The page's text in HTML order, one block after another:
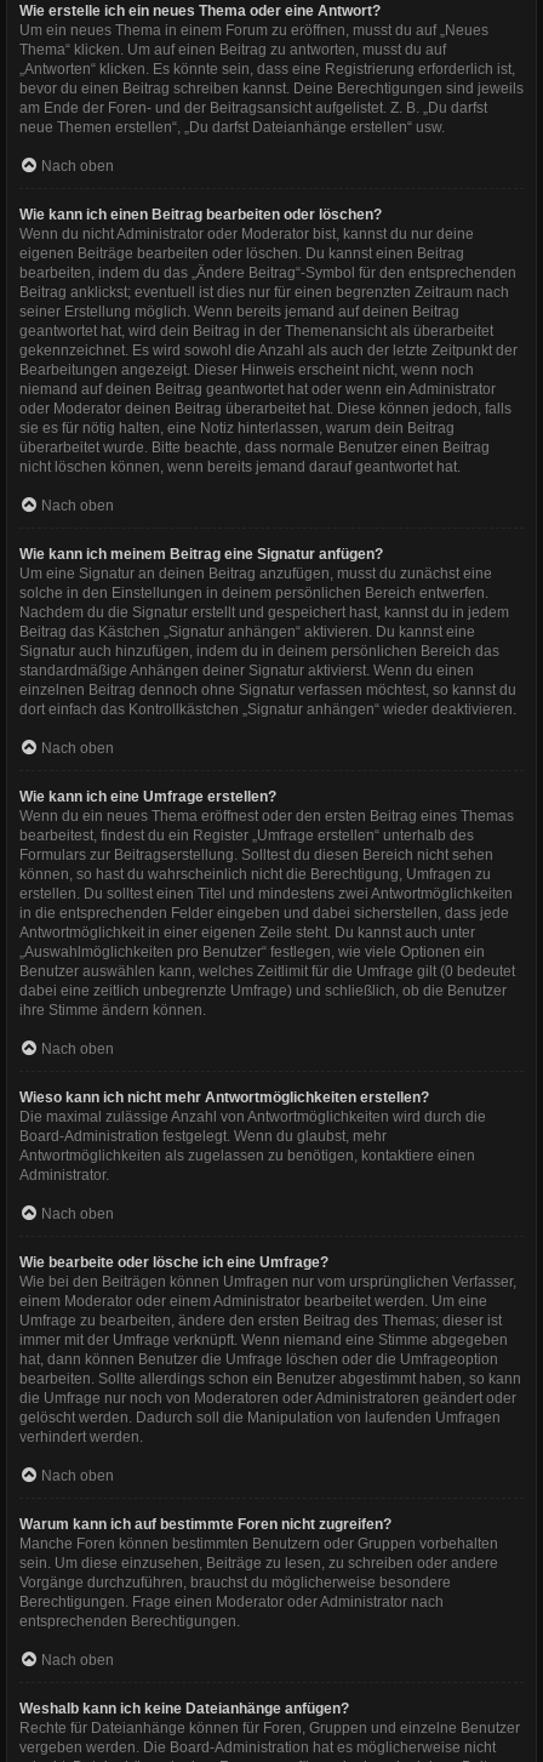
Wie erstelle ich ein neues Thema oder eine Antwort?
Um ein neues Thema in einem Forum zu eröffnen, musst du auf „Neues
Thema“ klicken. Um auf einen Beitrag zu antworten, musst du auf
„Antworten“ klicken. Es könnte sein, dass eine Registrierung erforderlich ist,
bevor du einen Beitrag schreiben kannst. Deine Berechtigungen sind jeweils
am Ende der Foren- und der Beitragsansicht aufgelistet. Z. B. „Du darfst
neue Themen erstellen“, „Du darfst Dateianhänge erstellen“ usw.
Nach oben
Wie kann ich einen Beitrag bearbeiten oder löschen?
Wenn du nicht Administrator oder Moderator bist, kannst du nur deine
eigenen Beiträge bearbeiten oder löschen. Du kannst einen Beitrag
bearbeiten, indem du das „Ändere Beitrag“-Symbol für den entsprechenden
Beitrag anklickst; eventuell ist dies nur für einen begrenzten Zeitraum nach
seiner Erstellung möglich. Wenn bereits jemand auf deinen Beitrag
geantwortet hat, wird dein Beitrag in der Themenansicht als überarbeitet
gekennzeichnet. Es wird sowohl die Anzahl als auch der letzte Zeitpunkt der
Bearbeitungen angezeigt. Dieser Hinweis erscheint nicht, wenn noch
niemand auf deinen Beitrag geantwortet hat oder wenn ein Administrator
oder Moderator deinen Beitrag überarbeitet hat. Diese können jedoch, falls
sie es für nötig halten, eine Notiz hinterlassen, warum dein Beitrag
überarbeitet wurde. Bitte beachte, dass normale Benutzer einen Beitrag
nicht löschen können, wenn bereits jemand darauf geantwortet hat.
Nach oben
Wie kann ich meinem Beitrag eine Signatur anfügen?
Um eine Signatur an deinen Beitrag anzufügen, musst du zunächst eine
solche in den Einstellungen in deinem persönlichen Bereich entwerfen.
Nachdem du die Signatur erstellt und gespeichert hast, kannst du in jedem
Beitrag das Kästchen „Signatur anhängen“ aktivieren. Du kannst eine
Signatur auch hinzufügen, indem du in deinem persönlichen Bereich das
standardmäßige Anhängen deiner Signatur aktivierst. Wenn du einen
einzelnen Beitrag dennoch ohne Signatur verfassen möchtest, so kannst du
dort einfach das Kontrollkästchen „Signatur anhängen“ wieder deaktivieren.
Nach oben
Wie kann ich eine Umfrage erstellen?
Wenn du ein neues Thema eröffnest oder den ersten Beitrag eines Themas
bearbeitest, findest du ein Register „Umfrage erstellen“ unterhalb des
Formulars zur Beitragserstellung. Solltest du diesen Bereich nicht sehen
können, so hast du wahrscheinlich nicht die Berechtigung, Umfragen zu
erstellen. Du solltest einen Titel und mindestens zwei Antwortmöglichkeiten
in die entsprechenden Felder eingeben und dabei sicherstellen, dass jede
Antwortmöglichkeit in einer eigenen Zeile steht. Du kannst auch unter
„Auswahlmöglichkeiten pro Benutzer“ festlegen, wie viele Optionen ein
Benutzer auswählen kann, welches Zeitlimit für die Umfrage gilt (0 bedeutet
dabei eine zeitlich unbegrenzte Umfrage) und schließlich, ob die Benutzer
ihre Stimme ändern können.
Nach oben
Wieso kann ich nicht mehr Antwortmöglichkeiten erstellen?
Die maximal zulässige Anzahl von Antwortmöglichkeiten wird durch die
Board-Administration festgelegt. Wenn du glaubst, mehr
Antwortmöglichkeiten als zugelassen zu benötigen, kontaktiere einen
Administrator.
Nach oben
Wie bearbeite oder lösche ich eine Umfrage?
Wie bei den Beiträgen können Umfragen nur vom ursprünglichen Verfasser,
einem Moderator oder einem Administrator bearbeitet werden. Um eine
Umfrage zu bearbeiten, ändere den ersten Beitrag des Themas; dieser ist
immer mit der Umfrage verknüpft. Wenn niemand eine Stimme abgegeben
hat, dann können Benutzer die Umfrage löschen oder die Umfrageoption
bearbeiten. Sollte allerdings schon ein Benutzer abgestimmt haben, so kann
die Umfrage nur noch von Moderatoren oder Administratoren geändert oder
gelöscht werden. Dadurch soll die Manipulation von laufenden Umfragen
verhindert werden.
Nach oben
Warum kann ich auf bestimmte Foren nicht zugreifen?
Manche Foren können bestimmten Benutzern oder Gruppen vorbehalten
sein. Um diese einzusehen, Beiträge zu lesen, zu schreiben oder andere
Vorgänge durchzuführen, brauchst du möglicherweise besondere
Berechtigungen. Frage einen Moderator oder Administrator nach
entsprechenden Berechtigungen.
Nach oben
Weshalb kann ich keine Dateianhänge anfügen?
Rechte für Dateianhänge können für Foren, Gruppen und einzelne Benutzer
vergeben werden. Die Board-Administration hat es möglicherweise nicht